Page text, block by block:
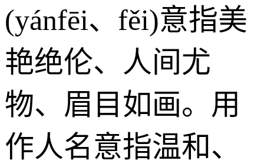
(yánfēi、fěi)意指美
艳绝伦、人间尤
物、眉目如画。用
作人名意指温和、